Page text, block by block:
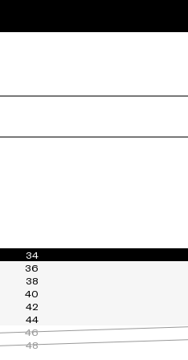
34
36
38
40
42
44
46
48